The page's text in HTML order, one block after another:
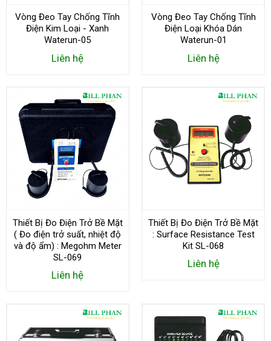
Vòng Đeo Tay Chống Tĩnh
Điện Kim Loại - Xanh
Waterun-05
Liên hệ
Vòng Đeo Tay Chống Tĩnh
Điện Loại Khóa Dán
Waterun-01
Liên hệ
Thiết Bị Đo Điện Trở Bề Mặt
( Đo điện trở suất, nhiệt độ
và độ ẩm) : Megohm Meter
SL-069
Liên hệ
Thiết Bị Đo Điện Trở Bề Mặt
: Surface Resistance Test
Kit SL-068
Liên hệ